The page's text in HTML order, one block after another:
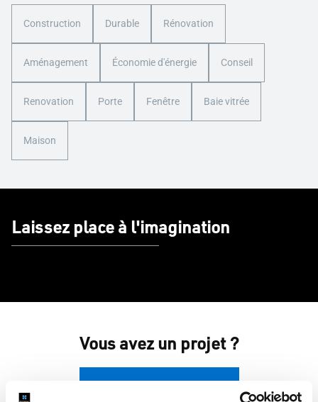
Construction Durable Rénovation
Aménagement Économie d'énergie Conseil
Renovation Porte Fenêtre Baie vitrée
Maison
Laissez place à l'imagination
Vous avez un projet ?